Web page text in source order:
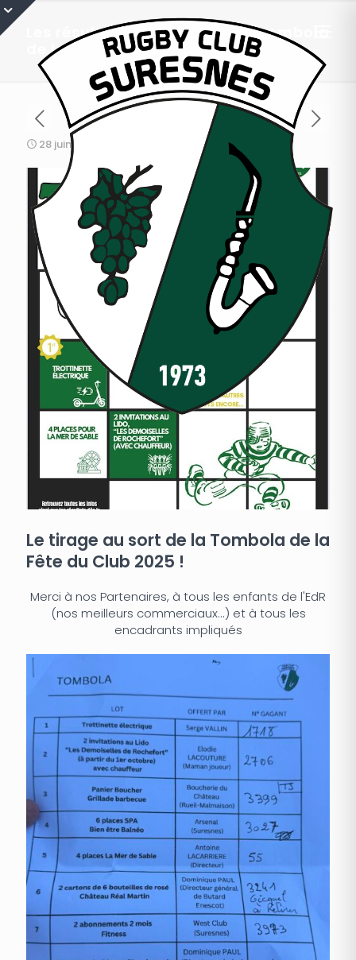
Les résultats du tirage de la Tombola
de la Fête du Club 2025 !
28 juin 2025
Le tirage au sort de la Tombola de la
Fête du Club 2025 !
Merci à nos Partenaires, à tous les enfants de l'EdR
(nos meilleurs commerciaux...) et à tous les
encadrants impliqués